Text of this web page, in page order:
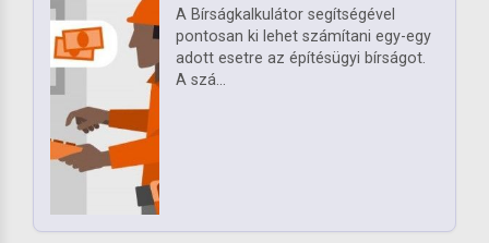
A Bírságkalkulátor segítségével
pontosan ki lehet számítani egy-egy
adott esetre az építésügyi bírságot.
A szá...